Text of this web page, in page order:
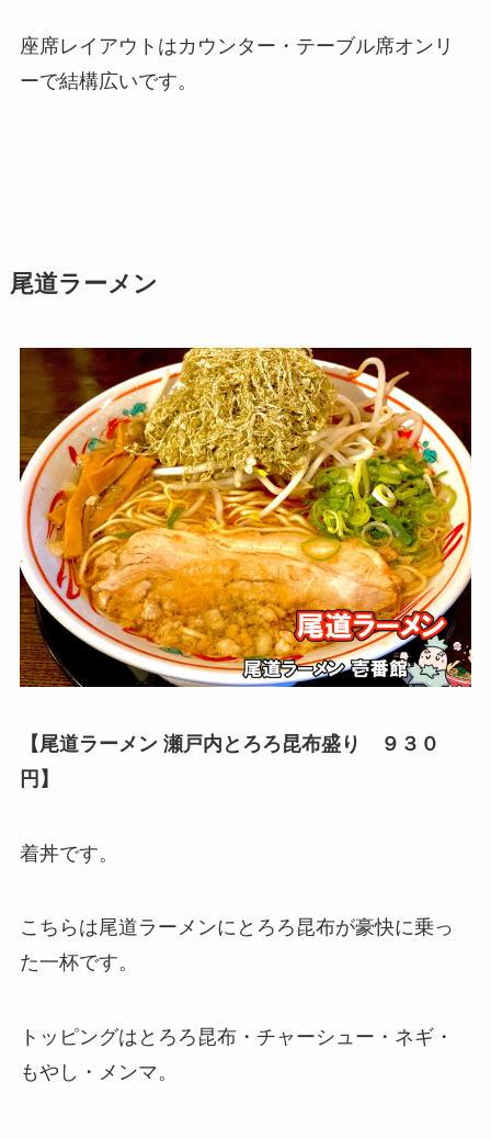
座席レイアウトはカウンター・テーブル席オンリ
ーで結構広いです。
尾道ラーメン
【尾道ラーメン 瀬戸内とろろ昆布盛り ９３０
円】
着丼です。
こちらは尾道ラーメンにとろろ昆布が豪快に乗っ
た一杯です。
トッピングはとろろ昆布・チャーシュー・ネギ・
もやし・メンマ。